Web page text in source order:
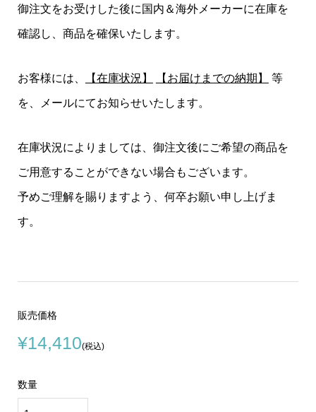
御注文をお受けした後に国内＆海外メーカーに在庫を
確認し、商品を確保いたします。
お客様には、 【在庫状況】 【お届けまでの納期】 等
を、メールにてお知らせいたします。
在庫状況によりましては、御注文後にご希望の商品を
ご用意することができない場合もございます。
予めご理解を賜りますよう、何卒お願い申し上げま
す。
販売価格
¥14,410(税込)
数量